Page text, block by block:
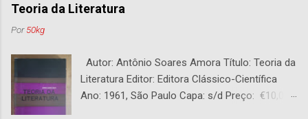
Teoria da Literatura
Por50kg
Autor: Antônio Soares Amora Título: Teoria da
Literatura Editor: Editora Clássico-Científica
Ano: 1961, São Paulo Capa: s/d Preço: €10,00